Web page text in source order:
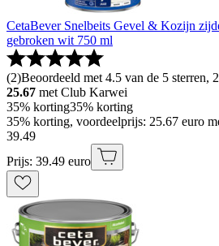
CetaBever Snelbeits Gevel & Kozijn
gebroken wit 750 ml
(2)Beoordeeld met 4.5 van de 5 sterren,
25.67 met Club Karwei
35% korting35% korting
35% korting, voordeelprijs: 25.67 euro
39.49
Prijs: 39.49 euro